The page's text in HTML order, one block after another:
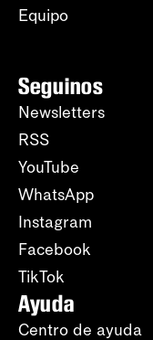
Equipo
Seguinos
Newsletters
RSS
YouTube
WhatsApp
Instagram
Facebook
TikTok
Ayuda
Centro de ayuda